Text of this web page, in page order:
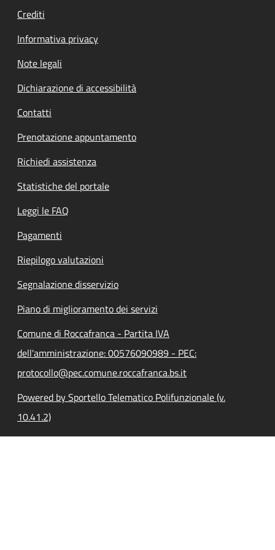
Crediti
Informativa privacy
Note legali
Dichiarazione di accessibilità
Contatti
Prenotazione appuntamento
Richiedi assistenza
Statistiche del portale
Leggi le FAQ
Pagamenti
Riepilogo valutazioni
Segnalazione disservizio
Piano di miglioramento dei servizi
Comune di Roccafranca - Partita IVA
dell'amministrazione: 00576090989 - PEC:
protocollo@pec.comune.roccafranca.bs.it
Powered by Sportello Telematico Polifunzionale (v.
10.41.2)